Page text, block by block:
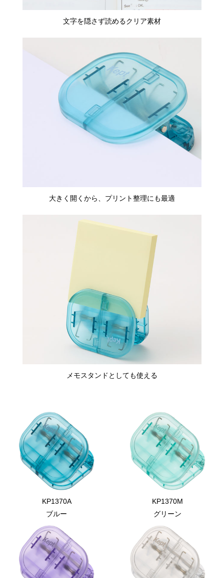
文字を隠さず読めるクリア素材
大きく開くから、プリント整理にも最適
メモスタンドとしても使える
KP1370A
ブルー
KP1370M
グリーン